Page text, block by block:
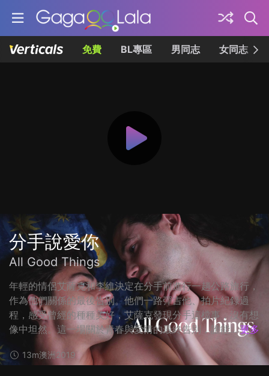
免費 BL專區 男同志 女同志
分手說愛你
All Good Things
年輕的情侶艾薩克和李維決定在分手前進行一趟公路旅行，
作為他們關係的最後告別。他們一路彈吉他、拍片紀錄過
程，感受曾經的種種美好，艾薩克發現分手這檔事，沒有想
像中坦然。這一場關於青春與愛情的最終告別，誰能... 更多
13m澳洲 2019